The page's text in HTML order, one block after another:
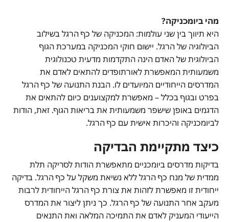
מהי ביומכניקה?
היא תיווך בין שני עולמות: המכניקה של כף הרגל בשילוב
הביולוגיה של הרגל. יישום חוקי המכניקה במערכת הגוף
הביולוגית של האדם הינה התקדמות מדעית טכנולוגית
משמעותית המאפשרת לאורתופדים להתאים לאדם את
המדרסים הייחודיים המיועדים לו. הבנת התנועה של כף הרגל
בפרט ובגוף בכלל – מאפשרת למקצוענים כיום להתאים את
הדגמים באופן שישפר משמעותית את בריאות הגוף. זאת, הודות
לביומכניקה והיכרות אישית עם כף הרגל.
כיצד מתקיימת הבדיקה
בדיקות מדרסים ביומכניים מתאפשרת הודות לסריקה תלת
ממדית של מנח כף הרגל ללא נשיאת משקל על כף הרגל. בדיקה
ייחודית זו מאפשרת לזהות את צורת כף הרגל הייחודית לרבות
מעקב אחר התנועה של כף הרגל. כך ניתן ליצור את המדרס
הייעודי המעניק לאדם את התמיכה המלאה ואת התנאים